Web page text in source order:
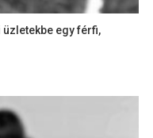
üzletekbe egy férfi,